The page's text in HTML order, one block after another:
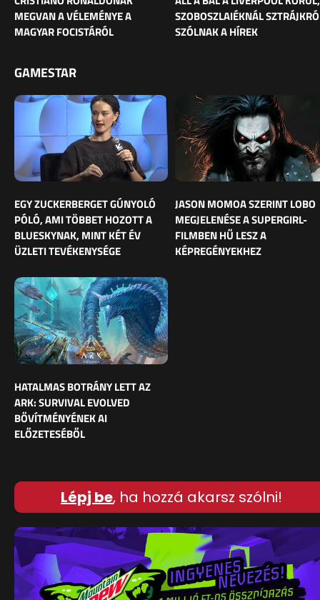
MEGVAN A VÉLEMÉNYE A
MAGYAR FOCISTÁRÓL
SZOBOSZLAIÉKNÁL
SZÓLNAK A HÍREK
GAMESTAR
EGY ZUCKERBERGET GÚNYOLÓ
PÓLÓ, AMI TÖBBET HOZOTT A
BLUESKYNAK, MINT KÉT ÉV
ÜZLETI TEVÉKENYSÉGE
JASON MOMOA SZERINT LOBO
MEGJELENÉSE A SUPERGIRL-
FILMBEN HŰ LESZ A
KÉPREGÉNYEKHEZ
HATALMAS BOTRÁNY LETT AZ
ARK: SURVIVAL EVOLVED
BŐVÍTMÉNYÉNEK AI
ELŐZETESÉBŐL
Lépj be, ha hozzá akarsz szólni!